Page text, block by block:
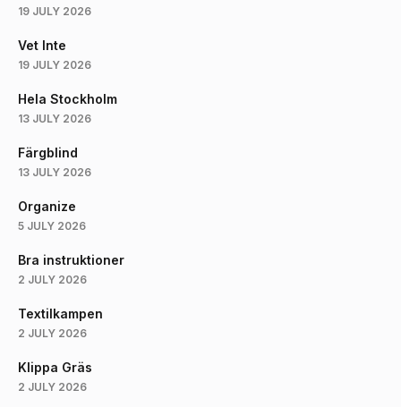
19 JULY 2026
Vet Inte
19 JULY 2026
Hela Stockholm
13 JULY 2026
Färgblind
13 JULY 2026
Organize
5 JULY 2026
Bra instruktioner
2 JULY 2026
Textilkampen
2 JULY 2026
Klippa Gräs
2 JULY 2026